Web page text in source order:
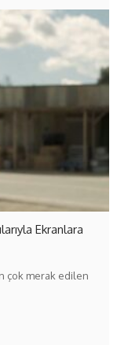
Ekranlara
çok merak edilen